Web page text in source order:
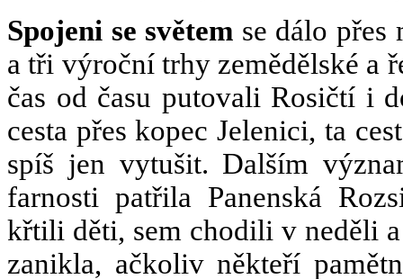
Spojeni se světem se dálo přes
a tři výroční trhy zemědělské a
čas od času putovali Rosičtí i
cesta přes kopec Jelenici, ta
spíš jen vytušit. Dalším
farnosti patřila Panenská
křtili děti, sem chodili v neděli
zanikla, ačkoliv někteří